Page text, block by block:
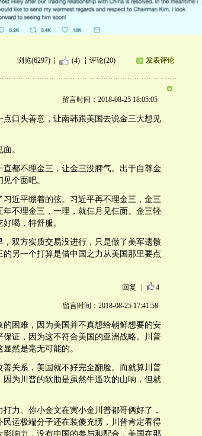
浏览(6297) (4) 评论(20) 发表评论
留言时间：2018-08-25 18:05:05
口头善意，让南韩跟美国去说金三大想见
。
都不理金三，让金三没脾气。出于自尊金
个面吧。
近平绷着的弦。习近平再不理金三，金三
不理金三，一理，就仨月见仨面。金三轻
喝，特舒服。
双方实质交易没进行，只是做了美军遗骸
另一个打算是借中国之力从美国那里要点
回复 4
留言时间：2018-08-25 17:41:58
困难，因为美国并不真想给朝鲜想要的安
证，因为这不符合美国的亚洲战略。川普
然是毫无可能的。
关系，美国就不好完全翻脸。而就算川普
为川普的软肋是虽然牛逼吹的山响，但就
力。你小金文在寅小金川普都哥俩好了，
运极端分子还在装傻充愣，川普肯定看得
响力，没有中国的参与和配合，美国在那